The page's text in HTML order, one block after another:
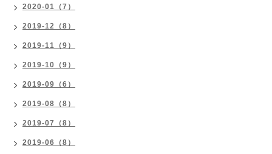
2020-01（7）
2019-12（8）
2019-11（9）
2019-10（9）
2019-09（6）
2019-08（8）
2019-07（8）
2019-06（8）